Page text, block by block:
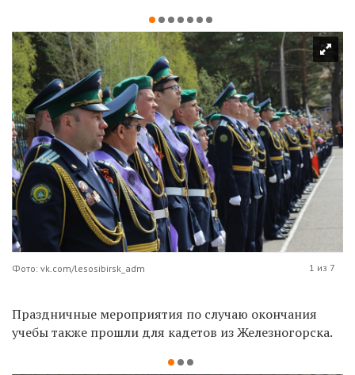
Фото: vk.com/lesosibirsk_adm 1 из 7
Праздничные мероприятия по случаю окончания
учебы также прошли для кадетов из Железногорска.